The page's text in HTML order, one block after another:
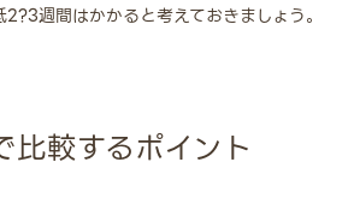
週間はかかると考えておきましょう。
比較するポイント